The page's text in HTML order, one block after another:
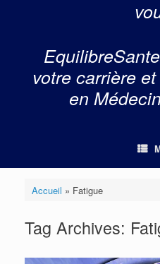
votre carrière
en
Accueil » Fatigue
Tag Archives: